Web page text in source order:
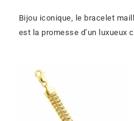
BAGUES
BOUCLES D’OREILLES
MONTRES
SECONDE MAIN
Bijou iconique, le bracelet
est la promesse d’un luxueux